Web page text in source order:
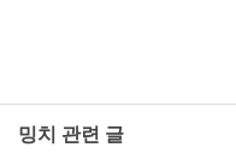
밍치 관련 글